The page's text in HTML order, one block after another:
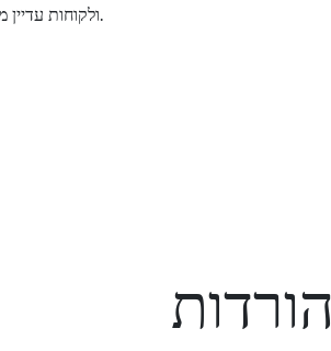
ולקוחות עדיין מוצאים במהירות מה שהם צריכים.